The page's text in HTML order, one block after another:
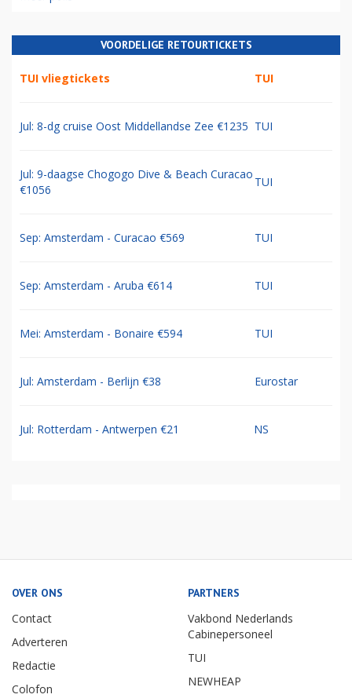
VOORDELIGE RETOURTICKETS
TUI vliegtickets TUI
Jul: 8-dg cruise Oost Middellandse Zee €1235 TUI
Jul: 9-daagse Chogogo Dive & Beach Curacao
€1056
TUI
Sep: Amsterdam - Curacao €569 TUI
Sep: Amsterdam - Aruba €614 TUI
Mei: Amsterdam - Bonaire €594 TUI
Jul: Amsterdam - Berlijn €38 Eurostar
Jul: Rotterdam - Antwerpen €21 NS
OVER ONS
Contact
Adverteren
Redactie
Colofon
PARTNERS
Vakbond Nederlands
Cabinepersoneel
TUI
NEWHEAP